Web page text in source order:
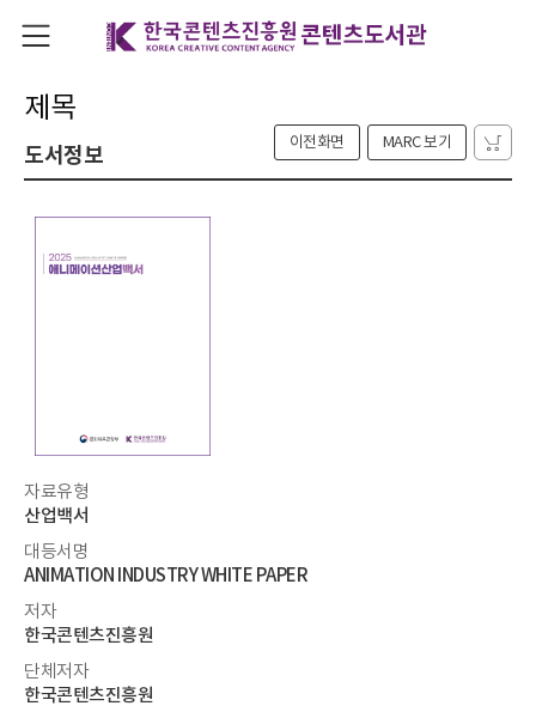
제목
도서정보
자료유형
산업백서
대등서명
ANIMATION INDUSTRY WHITE PAPER
저자
한국콘텐츠진흥원
단체저자
한국콘텐츠진흥원
이전화면 MARC 보기